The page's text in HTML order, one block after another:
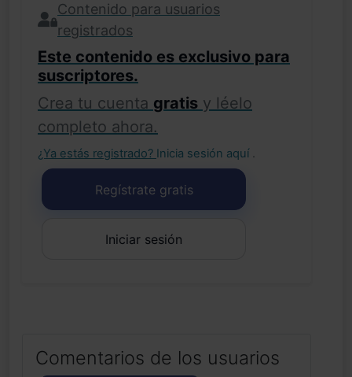
Contenido para usuarios
registrados
Este contenido es exclusivo para
suscriptores.
Crea tu cuenta gratis y léelo
completo ahora.
¿Ya estás registrado? Inicia sesión aquí .
Regístrate gratis
Iniciar sesión
Comentarios de los usuarios